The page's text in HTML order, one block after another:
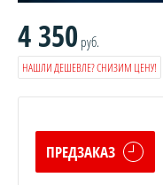
4 350 руб.
НАШЛИ ДЕШЕВЛЕ? СНИЗИМ ЦЕНУ!
ПРЕДЗАКАЗ